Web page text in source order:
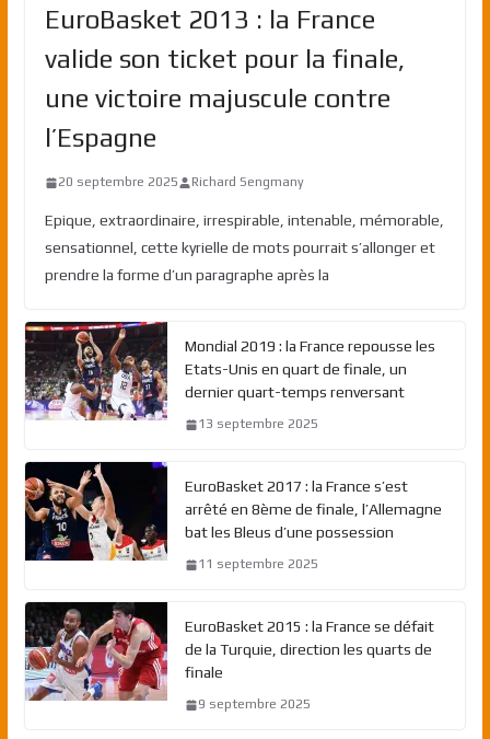
EuroBasket 2013 : la France
valide son ticket pour la finale,
une victoire majuscule contre
l’Espagne
20 septembre 2025 Richard Sengmany
Epique, extraordinaire, irrespirable, intenable, mémorable,
sensationnel, cette kyrielle de mots pourrait s’allonger et
prendre la forme d’un paragraphe après la
Mondial 2019 : la France repousse les
Etats-Unis en quart de finale, un
dernier quart-temps renversant
13 septembre 2025
EuroBasket 2017 : la France s’est
arrêté en 8ème de finale, l’Allemagne
bat les Bleus d’une possession
11 septembre 2025
EuroBasket 2015 : la France se défait
de la Turquie, direction les quarts de
finale
9 septembre 2025